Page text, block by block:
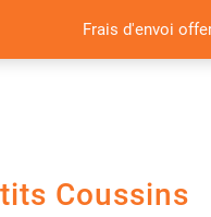
Frais d'envoi
Coussins